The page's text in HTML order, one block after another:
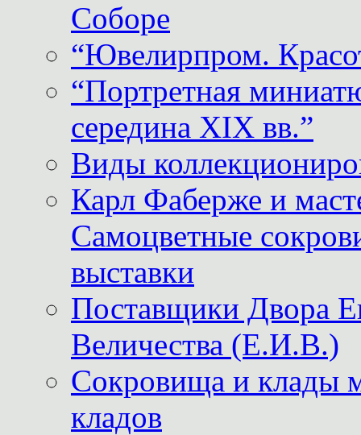
Соборе
“Ювелирпром.
“Портретная
середина XIX вв.”
Виды
Карл Фаберже и
Самоцветные
выставки
Поставщики
Величества (Е.И.В.)
Сокровища и клады
кладов